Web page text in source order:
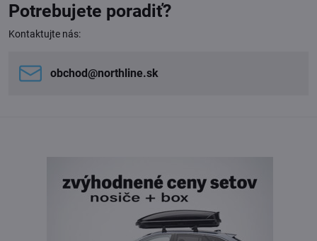
Potrebujete poradiť?
Kontaktujte nás:
obchod​@northline​.sk